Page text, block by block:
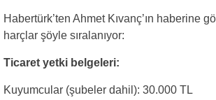
Habertürk’ten Ahmet Kıvanç’ın haberine
harçlar şöyle sıralanıyor:
Ticaret yetki belgeleri:
Kuyumcular (şubeler dahil): 30.000 TL